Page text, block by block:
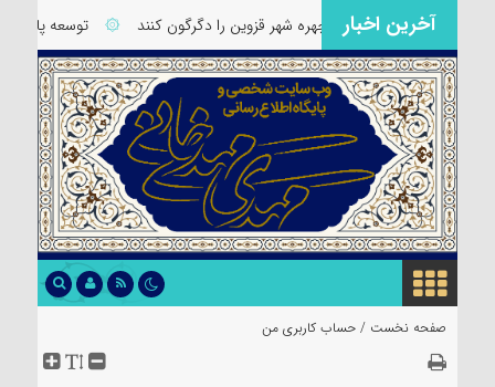
آخرین اخبار
که می‌توانند چهره شهر قزوین را دگرگون کنند ۞ توسعه
صفحه نخست / حساب کاربری من